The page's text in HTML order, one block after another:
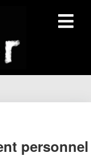
personnel